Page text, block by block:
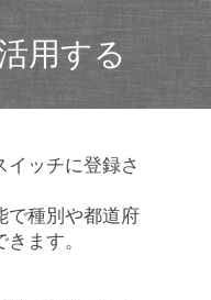
用する
イッチに登録さ
で種別や都道府
ます。